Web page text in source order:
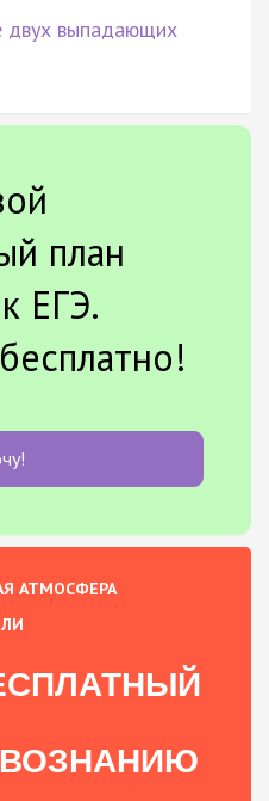
двух выпадающих
план
ЕГЭ.
АТМОСФЕРА